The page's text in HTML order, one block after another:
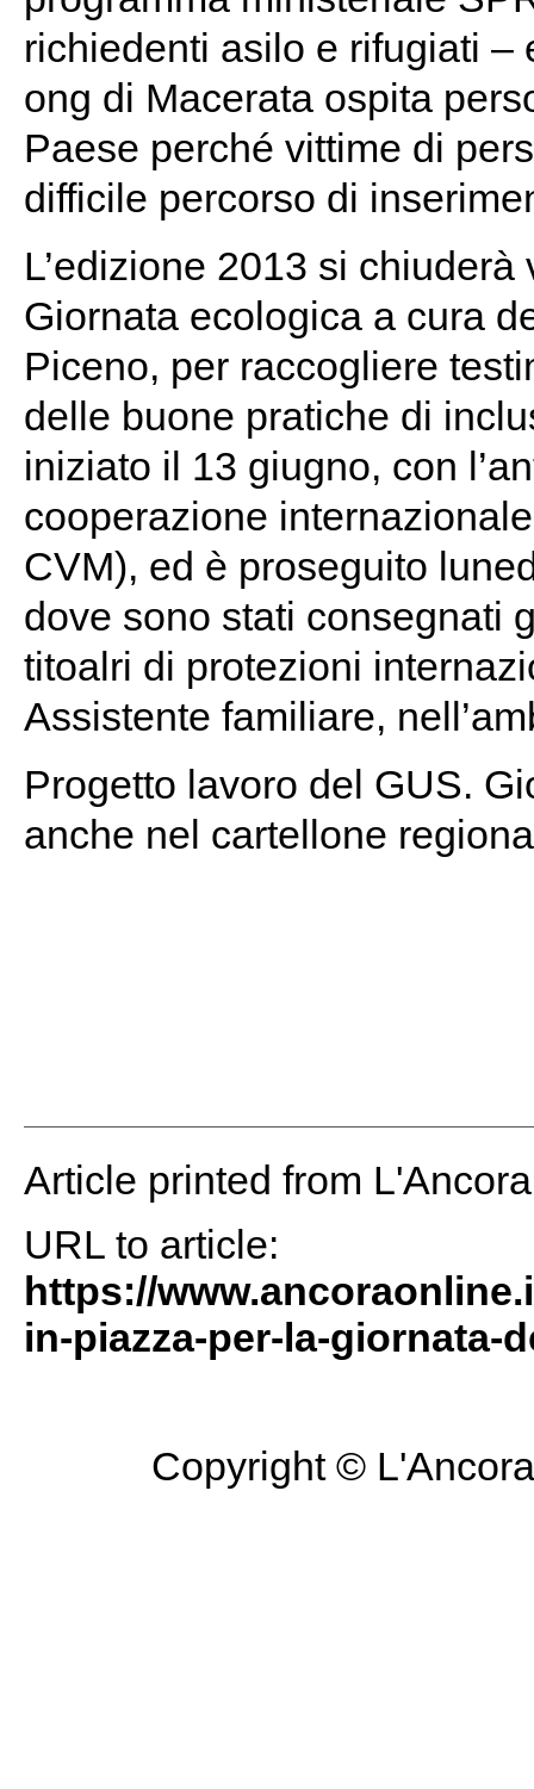
richiedenti asilo e rifugiati –
ong di Macerata ospita
Paese perché vittime di
difficile percorso di
L’edizione 2013 si
Giornata ecologica a cura
Piceno, per raccogliere
delle buone pratiche di
iniziato il 13 giugno, con
cooperazione
CVM), ed è proseguito
dove sono stati consegnati
titoalri di protezioni
Assistente familiare,
Progetto lavoro del GUS.
anche nel cartellone
Article printed from
URL to article:
https://
in-piazza-per-la-giornata-
Copyright ©